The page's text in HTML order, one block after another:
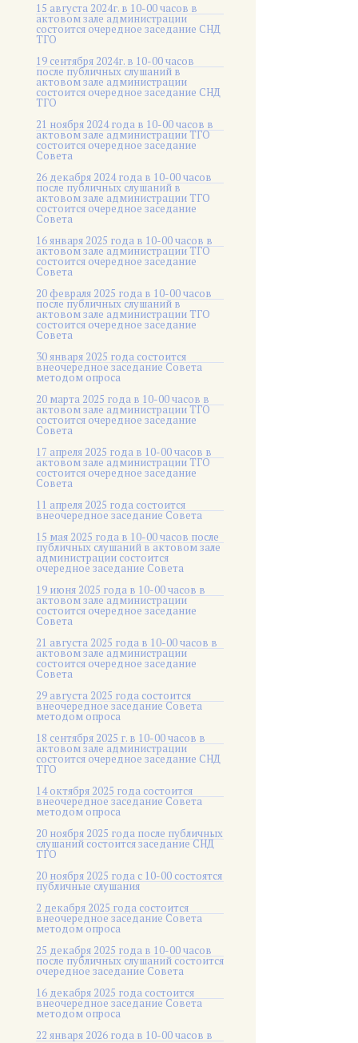
15 августа 2024г. в 10-00 часов в
актовом зале администрации
состоится очередное заседание СНД
ТГО
19 сентября 2024г. в 10-00 часов
после публичных слушаний в
актовом зале администрации
состоится очередное заседание СНД
ТГО
21 ноября 2024 года в 10-00 часов в
актовом зале администрации ТГО
состоится очередное заседание
Совета
26 декабря 2024 года в 10-00 часов
после публичных слушаний в
актовом зале администрации ТГО
состоится очередное заседание
Совета
16 января 2025 года в 10-00 часов в
актовом зале администрации ТГО
состоится очередное заседание
Совета
20 февраля 2025 года в 10-00 часов
после публичных слушаний в
актовом зале администрации ТГО
состоится очередное заседание
Совета
30 января 2025 года состоится
внеочередное заседание Совета
методом опроса
20 марта 2025 года в 10-00 часов в
актовом зале администрации ТГО
состоится очередное заседание
Совета
17 апреля 2025 года в 10-00 часов в
актовом зале администрации ТГО
состоится очередное заседание
Совета
11 апреля 2025 года состоится
внеочередное заседание Совета
15 мая 2025 года в 10-00 часов после
публичных слушаний в актовом зале
администрации состоится
очередное заседание Совета
19 июня 2025 года в 10-00 часов в
актовом зале администрации
состоится очередное заседание
Совета
21 августа 2025 года в 10-00 часов в
актовом зале администрации
состоится очередное заседание
Совета
29 августа 2025 года состоится
внеочередное заседание Совета
методом опроса
18 сентября 2025 г. в 10-00 часов в
актовом зале администрации
состоится очередное заседание СНД
ТГО
14 октября 2025 года состоится
внеочередное заседание Совета
методом опроса
20 ноября 2025 года после публичных
слушаний состоится заседание СНД
ТГО
20 ноября 2025 года c 10-00 состоятся
публичные слушания
2 декабря 2025 года состоится
внеочередное заседание Совета
методом опроса
25 декабря 2025 года в 10-00 часов
после публичных слушаний состоится
очередное заседание Совета
16 декабря 2025 года состоится
внеочередное заседание Совета
методом опроса
22 января 2026 года в 10-00 часов в